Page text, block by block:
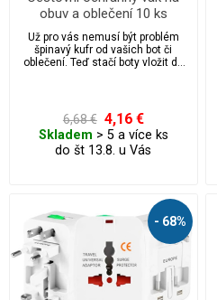
obuv a oblečení 10 ks
Už pro vás nemusí být problém
špinavý kufr od vašich bot či
oblečení. Teď stačí boty vložit do
6,68 € 4,16 €
Skladem > 5 a více ks
do št 13.8. u Vás
- 68%